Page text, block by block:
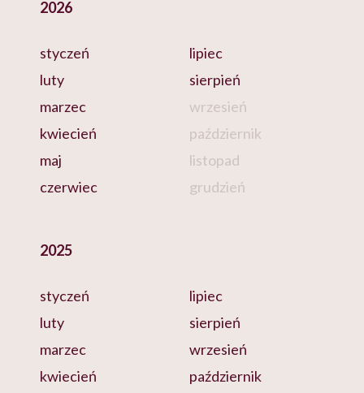
2026
styczeń
luty
marzec
kwiecień
maj
czerwiec
lipiec
sierpień
wrzesień
październik
listopad
grudzień
2025
styczeń
luty
marzec
kwiecień
lipiec
sierpień
wrzesień
październik